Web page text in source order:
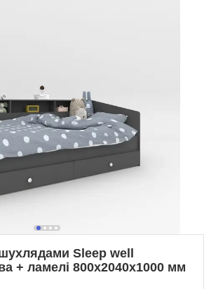
Sleep well
+ ламелі 800х2040х1000 мм